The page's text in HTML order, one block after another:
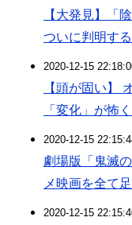
【大発見】「
ついに判明す
2020-12-15
【頭が固い】
「変化」が怖
2020-12-15
劇場版「鬼滅
メ映画を全て
2020-12-15